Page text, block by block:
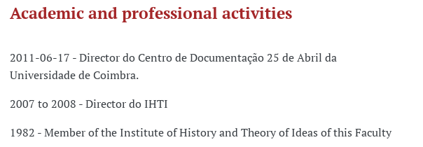
Academic and professional activities
2011-06-17 - Director do Centro de Documentação 25 de Abril da
Universidade de Coimbra.
2007 to 2008 - Director do IHTI
1982 - Member of the Institute of History and Theory of Ideas of this Faculty